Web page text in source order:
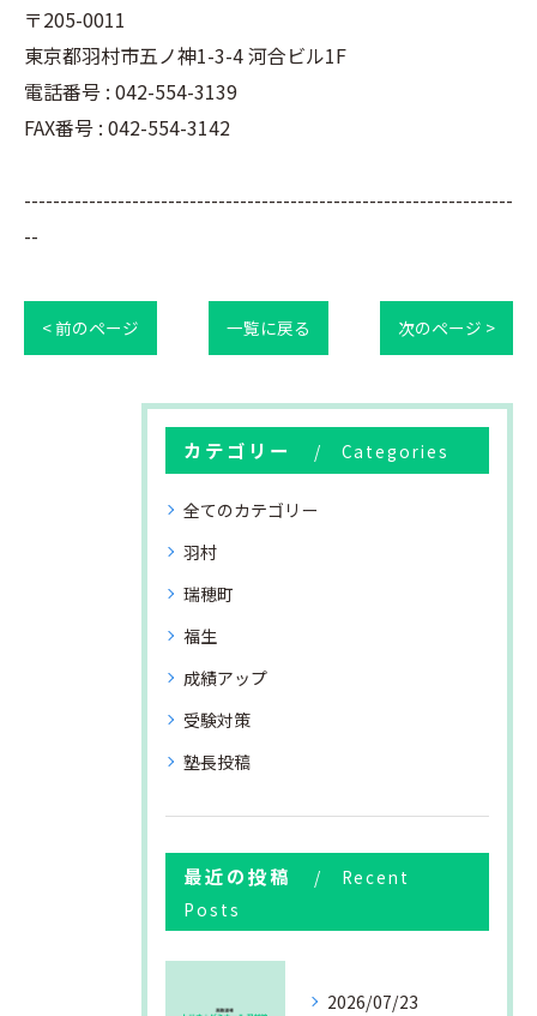
〒205-0011
東京都羽村市五ノ神1-3-4 河合ビル1F
電話番号 : 042-554-3139
FAX番号 : 042-554-3142
--------------------------------------------------------------------
--
< 前のページ 一覧に戻る 次のページ >
カテゴリー Categories
全てのカテゴリー
羽村
瑞穂町
福生
成績アップ
受験対策
塾長投稿
最近の投稿
Recent
Posts
2026/07/23